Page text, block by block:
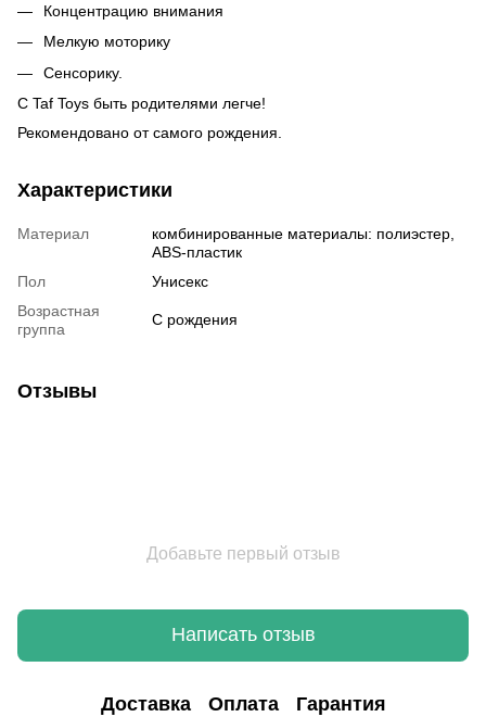
Концентрацию внимания
Мелкую моторику
Сенсорику.
С Taf Toys быть родителями легче!
Рекомендовано от самого рождения.
Характеристики
Материал
комбинированные материалы: полиэстер,
ABS-пластик
Пол
Унисекс
Возрастная
группа
С рождения
Отзывы
Добавьте первый отзыв
Написать отзыв
Доставка Оплата Гарантия